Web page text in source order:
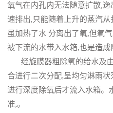
氧气在内孔内无法随意扩散,
速排出,只能随着上升的蒸汽
虽加热了水 分离出了氧,但氧
被下流的水带入水箱,也是造成
经旋膜器粗除氧的给水及
合进行二次分配,呈均匀淋雨
进行深度除氧后才流入水箱。
准,。